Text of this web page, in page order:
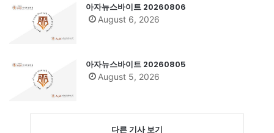
아자뉴스바이트 20260806
August 6, 2026
아자뉴스바이트 20260805
August 5, 2026
다른 기사 보기